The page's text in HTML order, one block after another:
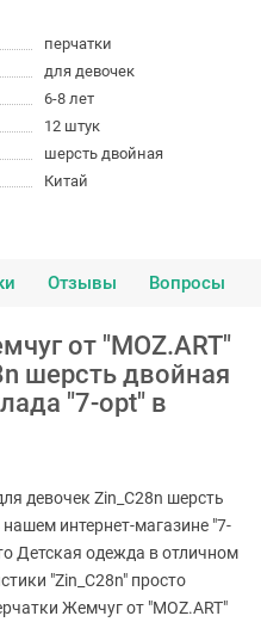
перчатки
для девочек
6-8 лет
12 штук
шерсть двойная
Китай
Отзывы Вопросы
от "MOZ.ART"
шерсть двойная
"7-opt" в
девочек Zin_C28n шерсть
интернет-магазине "7-
Детская одежда в отличном
"Zin_C28n" просто
Жемчуг от "MOZ.ART"